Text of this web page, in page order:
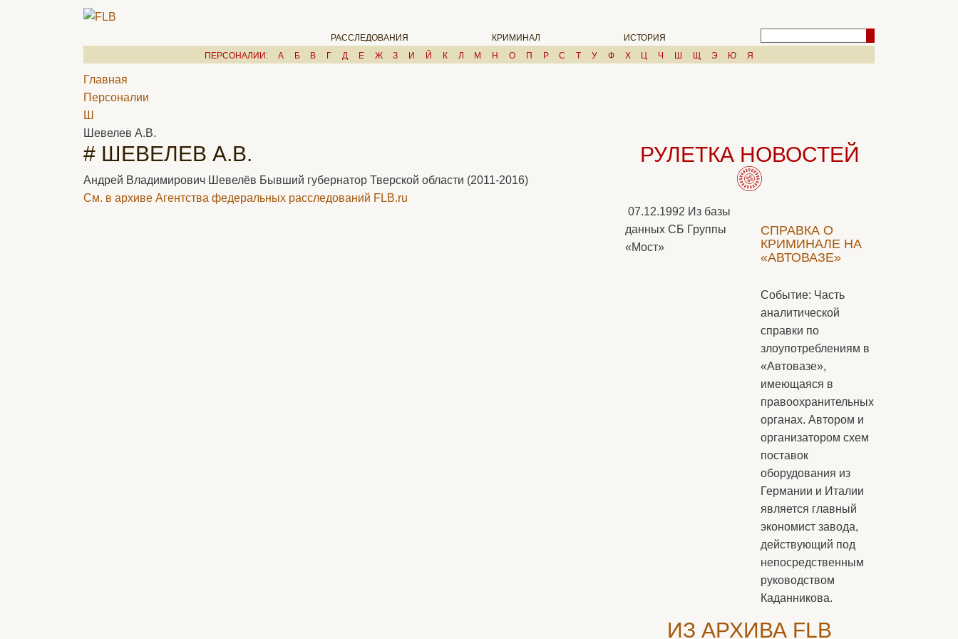
РАССЛЕДОВАНИЯ КРИМИНАЛ
ИСТОРИЯ
ПЕРСОНАЛИИ:
А Б В Г Д Е Ж З И Й К Л М Н О П Р С Т У Ф Х Ц Ч Ш Щ Э Ю Я
Главная
Персоналии
Ш
Шевелев А.В.
# ШЕВЕЛЕВ А.В.
Андрей Владимирович Шевелёв Бывший губернатор Тверской области (2011-2016)
См. в архиве Агентства федеральных расследований FLB.ru
РУЛЕТКА НОВОСТЕЙ
07.12.1992 Из базы
данных СБ Группы
«Мост»
СПРАВКА О
КРИМИНАЛЕ НА
«АВТОВАЗЕ»
Событие: Часть
аналитической
справки по
злоупотреблениям в
«Автовазе»,
имеющаяся в
правоохранительных
органах. Автором и
организатором схем
поставок
оборудования из
Германии и Италии
является главный
экономист завода,
действующий под
непосредственным
руководством
Каданникова.
ИЗ АРХИВА FLB